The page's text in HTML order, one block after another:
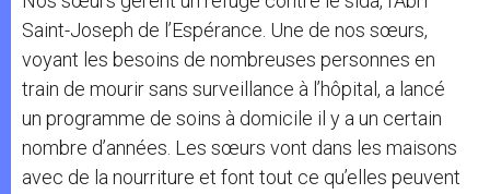
Saint-Joseph de l’Espérance. Une de nos sœurs,
voyant les besoins de nombreuses personnes en
train de mourir sans surveillance à l’hôpital, a lancé
un programme de soins à domicile il y a un certain
nombre d’années. Les sœurs vont dans les maisons
avec de la nourriture et font tout ce qu’elles peuvent